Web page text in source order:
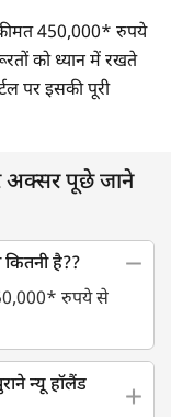
कीमत 450,000* रुपये
को ध्यान में रखते
पर इसकी पूरी
अक्सर पूछे जाने
कितनी है??
रुपये से
न्यू हॉलैंड